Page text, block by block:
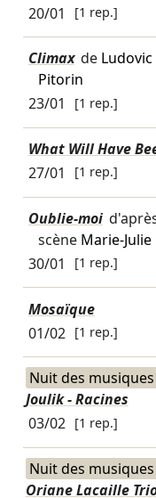
20/01
[1 rep.]
Climax de
Pitorin
23/01
[1 rep.]
What Will Have
27/01
[1 rep.]
Oublie-moi
scène Marie-Julie
30/01
[1 rep.]
Mosaïque
01/02 [1 rep.]
Nuit des
Joulik - Racines
03/02 [1 rep.]
Nuit des
Oriane Lacaille